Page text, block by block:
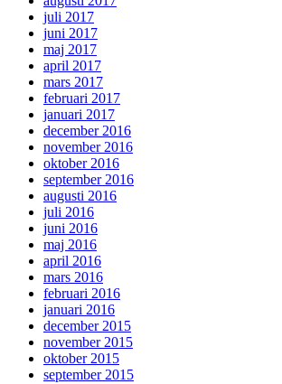
juli 2017
juni 2017
maj 2017
april 2017
mars 2017
februari 2017
januari 2017
december 2016
november 2016
oktober 2016
september 2016
augusti 2016
juli 2016
juni 2016
maj 2016
april 2016
mars 2016
februari 2016
januari 2016
december 2015
november 2015
oktober 2015
september 2015